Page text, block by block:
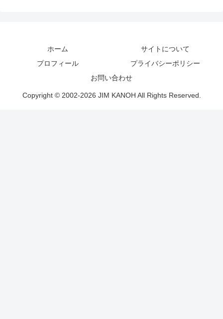
ホーム
サイトについて
プロフィール
プライバシーポリシー
お問い合わせ
Copyright © 2002-2026 JIM KANOH All Rights Reserved.